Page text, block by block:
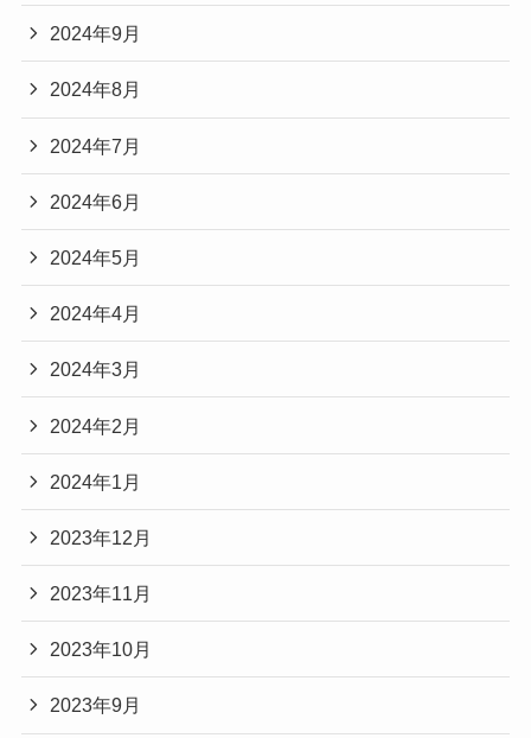
2024年9月
2024年8月
2024年7月
2024年6月
2024年5月
2024年4月
2024年3月
2024年2月
2024年1月
2023年12月
2023年11月
2023年10月
2023年9月